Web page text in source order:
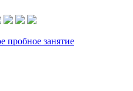
пробное занятие